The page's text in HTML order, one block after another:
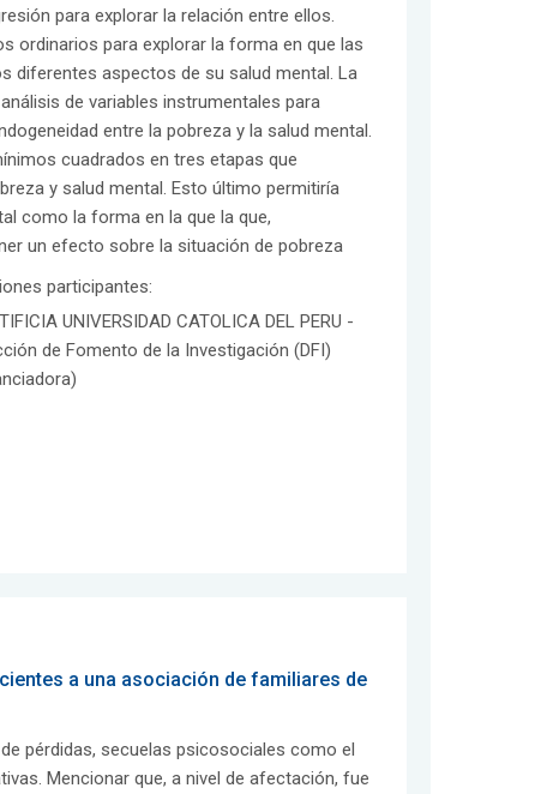
para explorar la relación entre ellos.
ordinarios para explorar la forma en que las
diferentes aspectos de su salud mental. La
de variables instrumentales para
entre la pobreza y la salud mental.
cuadrados en tres etapas que
y salud mental. Esto último permitiría
como la forma en la que la que,
un efecto sobre la situación de pobreza
participantes:
UNIVERSIDAD CATOLICA DEL PERU -
de Fomento de la Investigación (DFI)
a una asociación de familiares de
pérdidas, secuelas psicosociales como el
Mencionar que, a nivel de afectación, fue